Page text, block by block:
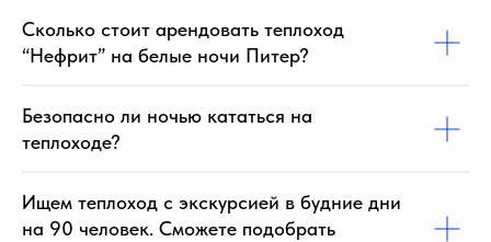
Сколько стоит арендовать теплоход
“Нефрит” на белые ночи Питер?
Безопасно ли ночью кататься на
теплоходе?
Ищем теплоход с экскурсией в будние дни
на 90 человек. Сможете подобрать